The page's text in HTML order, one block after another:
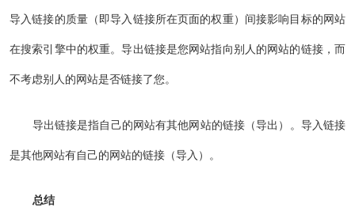
导入链接的质量（即导入链接所在页面的权重）间接影响目标的网站
在搜索引擎中的权重。导出链接是您网站指向别人的网站的链接，而
不考虑别人的网站是否链接了您。
导出链接是指自己的网站有其他网站的链接（导出）。导入链接
是其他网站有自己的网站的链接（导入）。
总结